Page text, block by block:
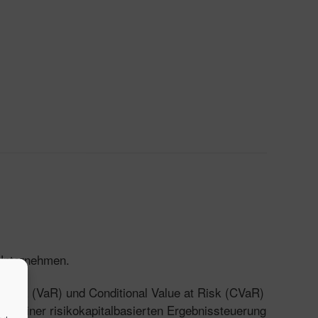
(VaR) und Conditional Value at Risk (CVaR)
einer risikokapitalbasierten Ergebnissteuerung